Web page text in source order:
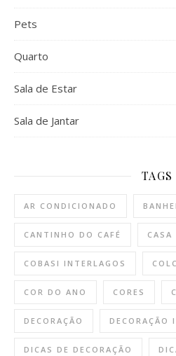
Pets
Quarto
Sala de Estar
Sala de Jantar
TAGS
AR CONDICIONADO
CANTINHO DO CAFÉ CASA
COBASI INTERLAGOS
COR DO ANO CORES
DECORAÇÃO DECORAÇÃO
DICAS DE DECORAÇÃO